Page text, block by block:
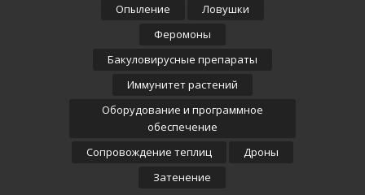
Опыление
Ловушки
Феромоны
Бакуловирусные препараты
Иммунитет растений
Оборудование и программное
обеспечение
Сопровождение теплиц
Дроны
Затенение